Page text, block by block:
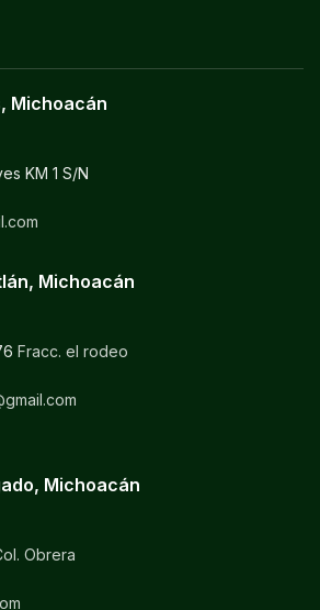
Michoacán
KM 1 S/N
Michoacán
Fracc. el rodeo
Michoacán
Obrera